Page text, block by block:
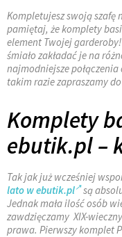
Kompletujesz swoją szafę
pamiętaj, że komplety
element Twojej
śmiało zakładać je na
najmodniejsze
takim razie zapraszamy
Komplety
ebutik.pl –
Tak jak już wcześniej
lato w ebutik.pl są
Jednak mała ilość osób
zawdzięczamy XIX-
prawa. Pierwszy komplet